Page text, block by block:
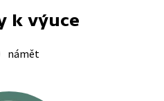
k výuce
námět